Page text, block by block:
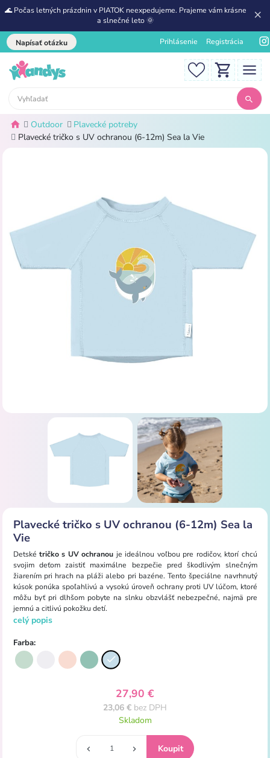
🌊 Počas letných prázdnin v PIATOK neexpedujeme. Prajeme vám krásne
a slnečné leto 🌞
Napísať otázku Prihlásenie Registrácia
Outdoor
Plavecké potreby
Plavecké tričko s UV ochranou (6-12m) Sea la Vie
Plavecké tričko s UV ochranou (6-12m) Sea la
Vie
Detské tričko s UV ochranou je ideálnou voľbou pre rodičov, ktorí chcú
svojim deťom zaistiť maximálne bezpečie pred škodlivým slnečným
žiarením pri hrach na pláži alebo pri bazéne. Tento špeciálne navrhnutý
kúsok ponúka spoľahlivú a vysokú úroveň ochrany proti UV lúčom, ktoré
môžu byť pri dlhšom pobyte na slnku obzvlášť nebezpečné, najmä pre
jemnú a citlivú pokožku detí.
celý popis
Farba:
27,90 €
23,06 € bez DPH
Skladom